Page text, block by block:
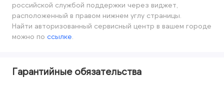
российской службой поддержки через виджет,
расположенный в правом нижнем углу страницы.
Найти авторизованный сервисный центр в вашем городе
можно по ссылке.
Гарантийные обязательства